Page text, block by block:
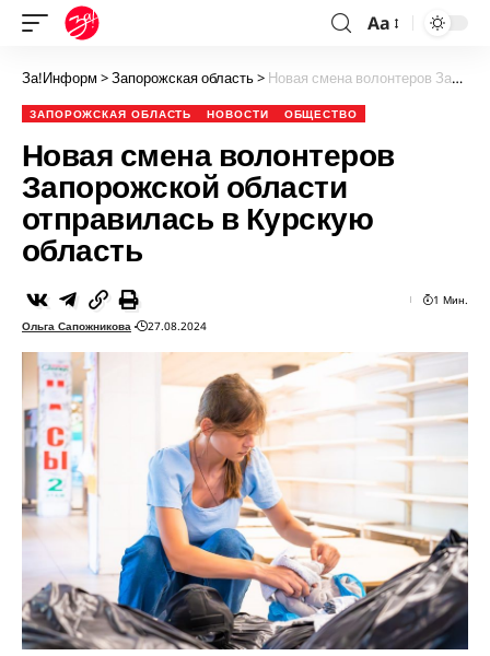
Aa
За!Информ >Запорожская область> Новая смена волонтеров Запорожской области отправилась в Курскую область
ЗАПОРОЖСКАЯ ОБЛАСТЬ НОВОСТИ ОБЩЕСТВО
Новая смена волонтеров
Запорожской области
отправилась в Курскую
область
Ольга Сапожникова 27.08.2024
1 Мин.